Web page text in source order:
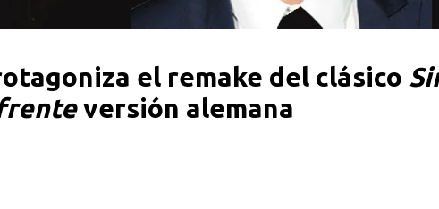
el remake del clásico
versión alemana